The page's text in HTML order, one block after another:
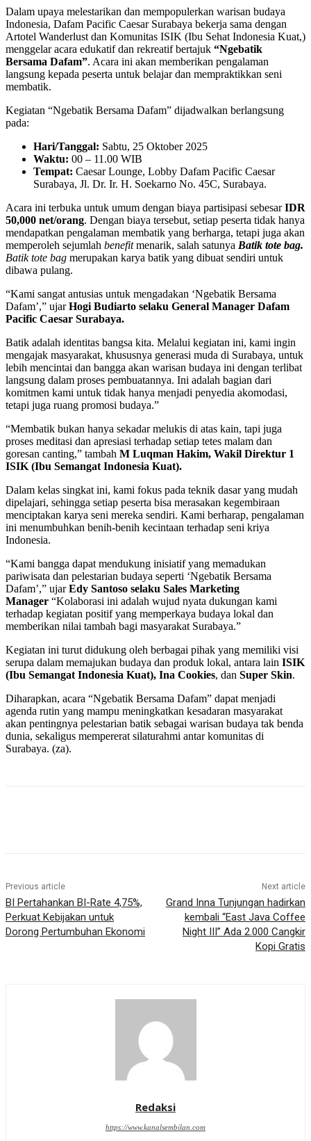
Dalam upaya melestarikan dan mempopulerkan warisan budaya
Indonesia, Dafam Pacific Caesar Surabaya bekerja sama dengan
Artotel Wanderlust dan Komunitas ISIK (Ibu Sehat Indonesia Kuat,)
menggelar acara edukatif dan rekreatif bertajuk “Ngebatik
Bersama Dafam”. Acara ini akan memberikan pengalaman
langsung kepada peserta untuk belajar dan mempraktikkan seni
membatik.
Kegiatan “Ngebatik Bersama Dafam” dijadwalkan berlangsung
pada:
Hari/Tanggal: Sabtu, 25 Oktober 2025
Waktu: 00 – 11.00 WIB
Tempat: Caesar Lounge, Lobby Dafam Pacific Caesar
Surabaya, Jl. Dr. Ir. H. Soekarno No. 45C, Surabaya.
Acara ini terbuka untuk umum dengan biaya partisipasi sebesarIDR
50,000 net/orang. Dengan biaya tersebut, setiap peserta tidak hanya
mendapatkan pengalaman membatik yang berharga, tetapi juga akan
memperoleh sejumlah benefitmenarik, salah satunya Batik tote bag.
Batik tote bag merupakan karya batik yang dibuat sendiri untuk
dibawa pulang.
“Kami sangat antusias untuk mengadakan ‘Ngebatik Bersama
Dafam’,” ujarHogi Budiarto selaku General Manager Dafam
Pacific Caesar Surabaya.
Batik adalah identitas bangsa kita. Melalui kegiatan ini, kami ingin
mengajak masyarakat, khususnya generasi muda di Surabaya, untuk
lebih mencintai dan bangga akan warisan budaya ini dengan terlibat
langsung dalam proses pembuatannya. Ini adalah bagian dari
komitmen kami untuk tidak hanya menjadi penyedia akomodasi,
tetapi juga ruang promosi budaya.”
“Membatik bukan hanya sekadar melukis di atas kain, tapi juga
proses meditasi dan apresiasi terhadap setiap tetes malam dan
goresan canting,” tambah M Luqman Hakim, Wakil Direktur 1
ISIK (Ibu Semangat Indonesia Kuat).
Dalam kelas singkat ini, kami fokus pada teknik dasar yang mudah
dipelajari, sehingga setiap peserta bisa merasakan kegembiraan
menciptakan karya seni mereka sendiri. Kami berharap, pengalaman
ini menumbuhkan benih-benih kecintaan terhadap seni kriya
Indonesia.
“Kami bangga dapat mendukung inisiatif yang memadukan
pariwisata dan pelestarian budaya seperti ‘Ngebatik Bersama
Dafam’,” ujarEdy Santoso selaku Sales Marketing
Manager “Kolaborasi ini adalah wujud nyata dukungan kami
terhadap kegiatan positif yang memperkaya budaya lokal dan
memberikan nilai tambah bagi masyarakat Surabaya.”
Kegiatan ini turut didukung oleh berbagai pihak yang memiliki visi
serupa dalam memajukan budaya dan produk lokal, antara lain ISIK
(Ibu Semangat Indonesia Kuat), Ina Cookies, dan Super Skin.
Diharapkan, acara “Ngebatik Bersama Dafam” dapat menjadi
agenda rutin yang mampu meningkatkan kesadaran masyarakat
akan pentingnya pelestarian batik sebagai warisan budaya tak benda
dunia, sekaligus mempererat silaturahmi antar komunitas di
Surabaya. (za).
Previous article
BI Pertahankan BI-Rate 4,75%,
Perkuat Kebijakan untuk
Dorong Pertumbuhan Ekonomi
Next article
Grand Inna Tunjungan hadirkan
kembali “East Java Coffee
Night III” Ada 2.000 Cangkir
Kopi Gratis
Redaksi
https://www.kanalsembilan.com